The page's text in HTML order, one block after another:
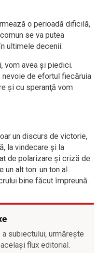
o perioadă dificilă,
se va putea
ultimele decenii:
vom avea şi piedici.
de efortul fiecăruia
şi cu speranţă vom
un discurs de victorie,
la vindecare şi la
de polarizare şi criză de
un alt ton: un ton al
bine făcut împreună.
subiectului, urmărește
flux editorial.